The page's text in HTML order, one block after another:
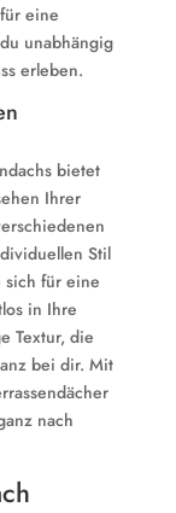
eine
unabhängig
erleben.
bietet
Ihrer
Stil
sich für eine
in Ihre
Textur, die
bei dir. Mit
nach